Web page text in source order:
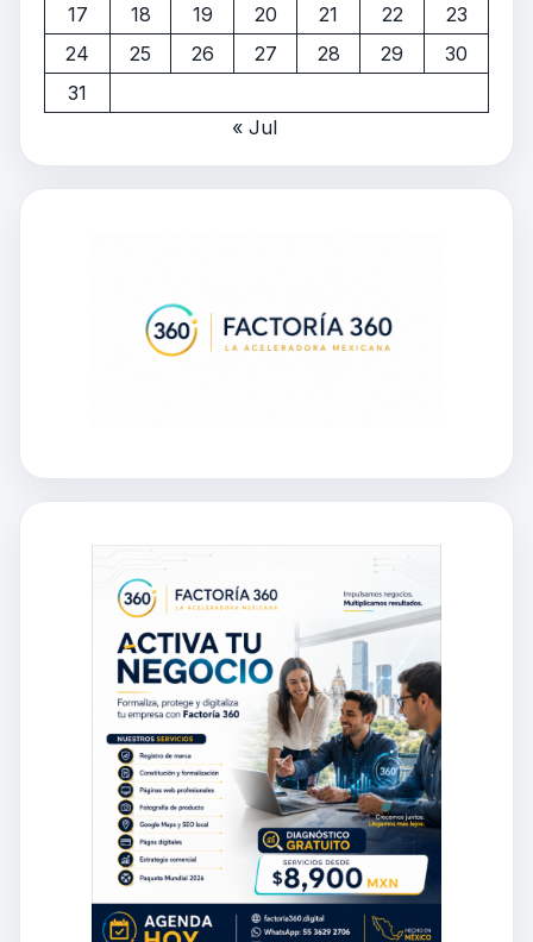
17
18 19 20 21 22
23
24
25 26 27 28 29
30
31
« Jul